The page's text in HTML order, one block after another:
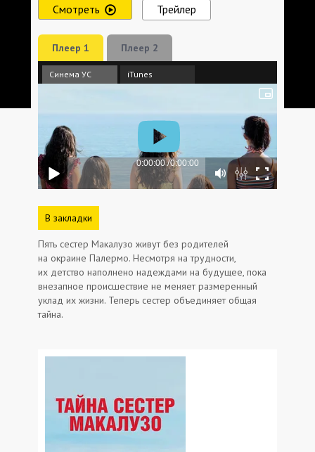
Смотреть Трейлер
Плеер 1 Плеер 2
Синема УС iTunes
В закладки
Пять сестер Макалузо живут без родителей
на окраине Палермо. Несмотря на трудности,
их детство наполнено надеждами на будущее, пока
внезапное происшествие не меняет размеренный
уклад их жизни. Теперь сестер объединяет общая
тайна.